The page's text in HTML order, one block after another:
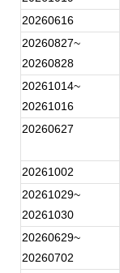
20260616
20260827~
20260828
20261014~
20261016
20260627
20261002
20261029~
20261030
20260629~
20260702